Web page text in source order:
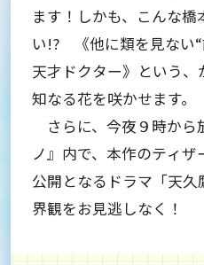
ます！しかも、こんな
い!? 《他に類を見ない“
天才ドクター》という
知なる花を咲かせます。
さらに、今夜９時から
ノ』内で、本作のティ
公開となるドラマ「天
界観をお見逃しなく！